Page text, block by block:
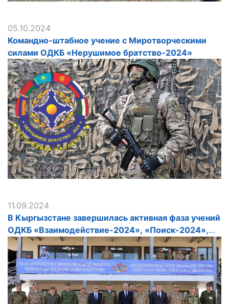
05.10.2024
Командно-штабное учение с Миротворческими
силами ОДКБ «Нерушимое братство-2024»
11.09.2024
В Кыргызстане завершилась активная фаза учений
ОДКБ «Взаимодействие-2024», «Поиск-2024»,
«Эшелон-2024»